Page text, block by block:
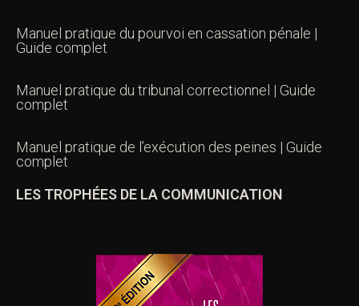
Manuel pratique du pourvoi en cassation pénale |
Guide complet
Manuel pratique du tribunal correctionnel | Guide
complet
Manuel pratique de l’exécution des peines | Guide
complet
LES TROPHÉES DE LA COMMUNICATION